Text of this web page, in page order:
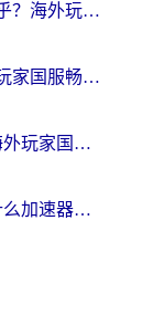
欧洲可以打暗黑破坏神3吗知乎？海外玩家国服游戏加速终极指南
在国外可以玩剑灵2吗？海外玩家国服畅玩终极指南（附永恒之塔明日方舟加速方案）
欧洲可以玩跑跑卡丁车吗？海外玩家国服游戏畅玩终极指南（附QQ炫舞剑网3解决方案）
人在国外玩流星蝴蝶剑需要什么加速器？老玩家亲测的终极解决方案